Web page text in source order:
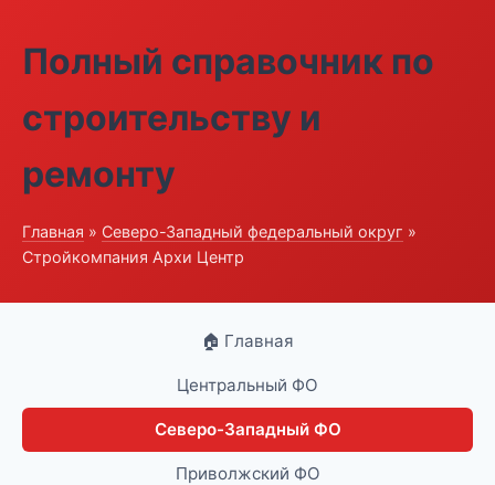
Полный справочник по
строительству и
ремонту
Главная » Северо-Западный федеральный округ »
Стройкомпания Архи Центр
🏠 Главная
Центральный ФО
Северо-Западный ФО
Приволжский ФО